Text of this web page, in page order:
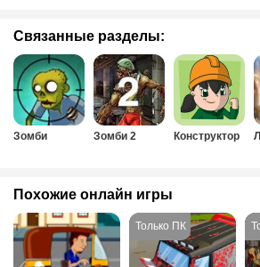
Связанные разделы:
Зомби Зомби 2 Конструктор
Похожие онлайн игры